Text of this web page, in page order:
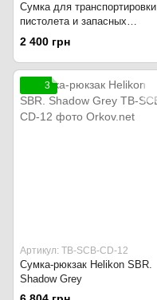
Сумка для транспортировки
пистолета и запасных
магазинов Helikon MO-SPW-
NL-M2 Melange Blue
2 400 грн
3
Артикул: TB-SCB-CD-12
Сумка-рюкзак Helikon SBR.
Shadow Grey